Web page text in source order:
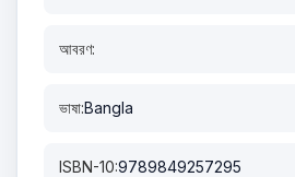
আবরণ:
ভাষা:Bangla
ISBN-10:9789849257295